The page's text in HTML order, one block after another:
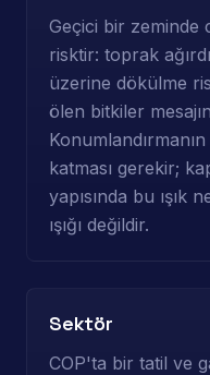
Geçici bir zeminde
risktir: toprak
üzerine dökülme
ölen bitkiler
Konumlandırmanın
katması gerekir;
yapısında bu ışık
ışığı değildir.
Sektör
COP'ta bir tatil ve